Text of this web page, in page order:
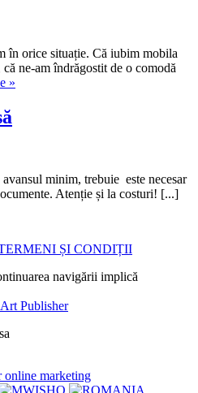
în orice situație. Că iubim mobila
ne-am îndrăgostit de o comodă
»
minim, trebuie este necesar
Atenție și la costuri! [...]
ȘI CONDIȚII
navigării implică
Publisher